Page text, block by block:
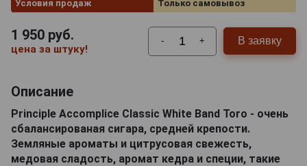
Условия продаж
Только самовывоз
1 950 руб.
цена за штуку!
- + В заявку
Описание
Principle Accomplice Classic White Band Toro - очень
сбалансированая сигара, средней крепости.
Земляные ароматы и цитрусовая свежесть,
медовая сладость, аромат кедра и специи, такие